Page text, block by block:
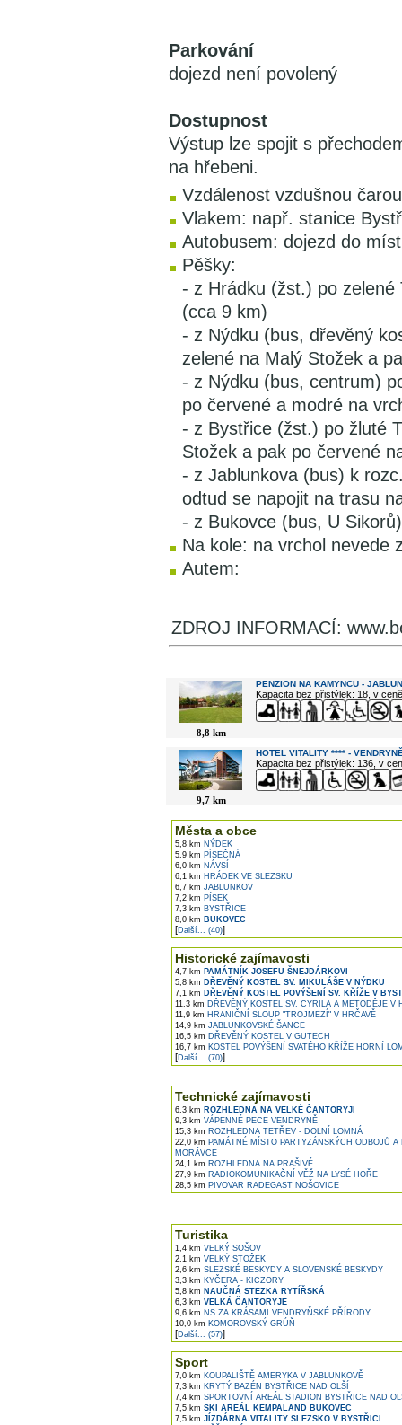
Parkování
dojezd není povolený
Dostupnost
Výstup lze spojit s
na hřebeni.
Vzdálenost vzdušnou
Vlakem: např. stanice
Autobusem: dojezd do
Pěšky:
- z Hrádku (žst.) po
(cca 9 km)
- z Nýdku (bus, dřevěný
zelené na Malý Stožek a
- z Nýdku (bus, centrum)
po červené a modré na
- z Bystřice (žst.) po žluté
Stožek a pak po červené
- z Jablunkova (bus) k
odtud se napojit na trasu
- z Bukovce (bus, U
Na kole: na vrchol nevede
Autem:
ZDROJ INFORMACÍ:
8,8 km
PENZION NA KAMYNCU -
Kapacita bez přistýlek: 18, v
9,7 km
HOTEL VITALITY **** -
Kapacita bez přistýlek: 136, v
Města a obce
5,8 km NÝDEK
5,9 km PÍSEČNÁ
6,0 km NÁVSÍ
6,1 km HRÁDEK VE SLEZSKU
6,7 km JABLUNKOV
7,2 km PÍSEK
7,3 km BYSTŘICE
8,0 km BUKOVEC
[Další... (40)]
Historické zajímavosti
4,7 km PAMÁTNÍK JOSEFU ŠNEJDÁRKOVI
5,8 km DŘEVĚNÝ KOSTEL SV. MIKULÁŠE V NÝDKU
7,1 km DŘEVĚNÝ KOSTEL POVÝŠENÍ SV. KŘÍŽE V
11,3 km DŘEVĚNÝ KOSTEL SV. CYRILA A METODĚJE V
11,9 km HRANIČNÍ SLOUP "TROJMEZÍ" V HRČAVĚ
14,9 km JABLUNKOVSKÉ ŠANCE
16,5 km DŘEVĚNÝ KOSTEL V GUTECH
16,7 km KOSTEL POVÝŠENÍ SVATÉHO KŘÍŽE HORNÍ
[Další... (70)]
Technické zajímavosti
6,3 km ROZHLEDNA NA VELKÉ ČANTORYJI
9,3 km VÁPENNÉ PECE VENDRYNĚ
15,3 km ROZHLEDNA TETŘEV - DOLNÍ LOMNÁ
22,0 km PAMÁTNÉ MÍSTO PARTYZÁNSKÝCH ODBOJŮ A
MORÁVCE
24,1 km ROZHLEDNA NA PRAŠIVÉ
27,9 km RADIOKOMUNIKAČNÍ VĚŽ NA LYSÉ HOŘE
28,5 km PIVOVAR RADEGAST NOŠOVICE
Turistika
1,4 km VELKÝ SOŠOV
2,1 km VELKÝ STOŽEK
2,6 km SLEZSKÉ BESKYDY A SLOVENSKÉ BESKYDY
3,3 km KYČERA - KICZORY
5,8 km NAUČNÁ STEZKA RYTÍŘSKÁ
6,3 km VELKÁ ČANTORYJE
9,6 km NS ZA KRÁSAMI VENDRYŇSKÉ PŘÍRODY
10,0 km KOMOROVSKÝ GRÚŇ
[Další... (57)]
Sport
7,0 km KOUPALIŠTĚ AMERYKA V JABLUNKOVĚ
7,3 km KRYTÝ BAZÉN BYSTŘICE NAD OLŠÍ
7,4 km SPORTOVNÍ AREÁL STADION BYSTŘICE NAD
7,5 km SKI AREÁL KEMPALAND BUKOVEC
7,5 km JÍZDÁRNA VITALITY SLEZSKO V BYSTŘICI